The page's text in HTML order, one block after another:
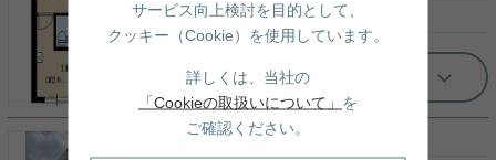
14.8万円（管理費：12,000円）
サービス向上検討を目的として、
クッキー（Cookie）を使用しています。
詳しくは、当社の
「Cookieの取扱いについて」 を
ご確認ください。